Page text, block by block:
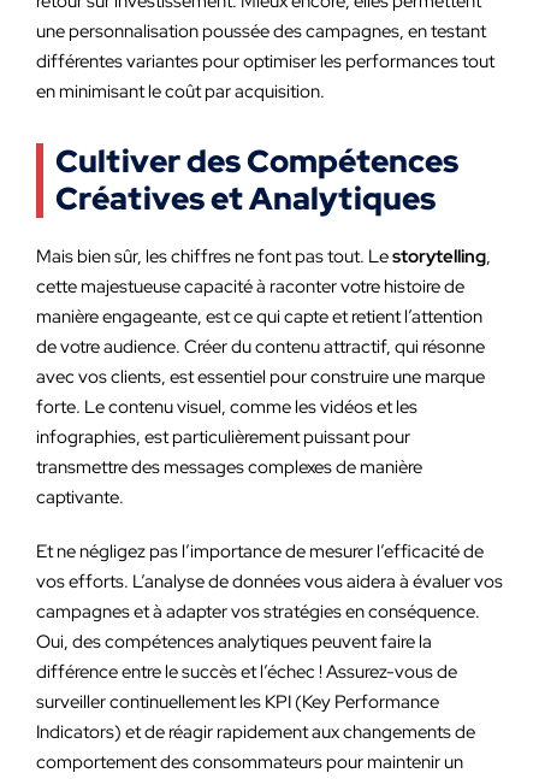
une personnalisation poussée des campagnes, en testant
différentes variantes pour optimiser les performances tout
en minimisant le coût par acquisition.
Cultiver des Compétences
Créatives et Analytiques
Mais bien sûr, les chiffres ne font pas tout. Lestorytelling,
cette majestueuse capacité à raconter votre histoire de
manière engageante, est ce qui capte et retient l’attention
de votre audience. Créer du contenu attractif, qui résonne
avec vos clients, est essentiel pour construire une marque
forte. Le contenu visuel, comme les vidéos et les
infographies, est particulièrement puissant pour
transmettre des messages complexes de manière
captivante.
Et ne négligez pas l’importance de mesurer l’efficacité de
vos efforts. L’analyse de données vous aidera à évaluer vos
campagnes et à adapter vos stratégies en conséquence.
Oui, des compétences analytiques peuvent faire la
différence entre le succès et l’échec ! Assurez-vous de
surveiller continuellement les KPI (Key Performance
Indicators) et de réagir rapidement aux changements de
comportement des consommateurs pour maintenir un